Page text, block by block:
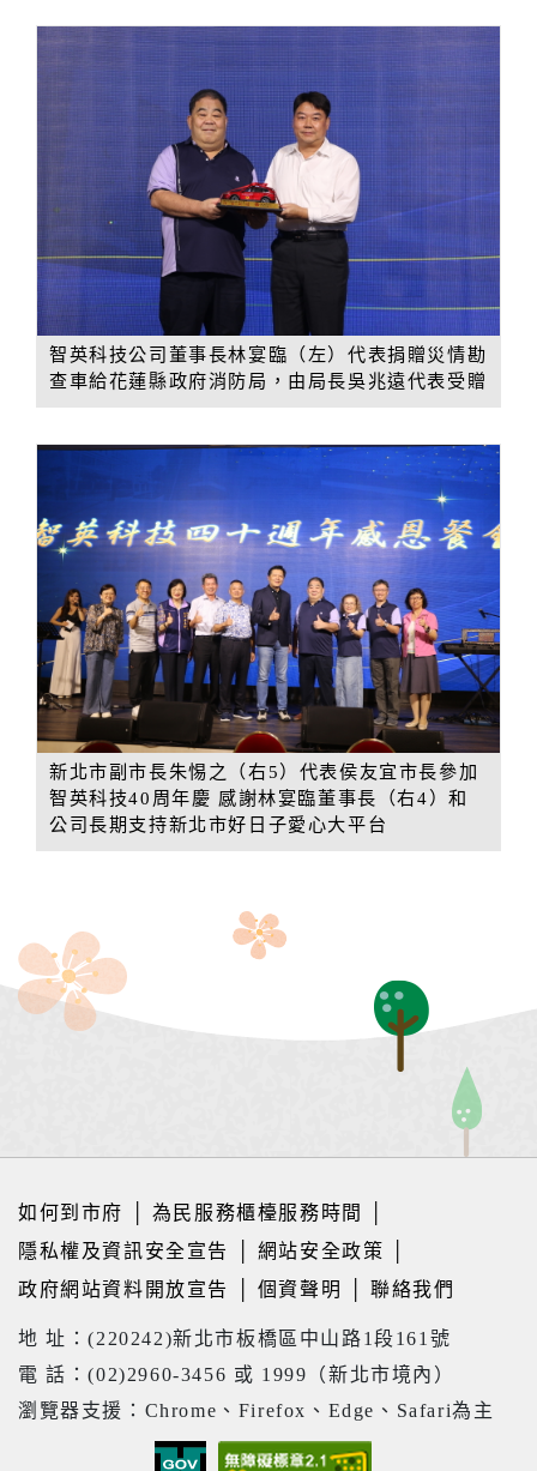
智英科技公司董事長林宴臨（左）代表捐贈災情勘
查車給花蓮縣政府消防局，由局長吳兆遠代表受贈
新北市副市長朱惕之（右5）代表侯友宜市長參加
智英科技40周年慶 感謝林宴臨董事長（右4）和
公司長期支持新北市好日子愛心大平台
如何到市府 為民服務櫃檯服務時間
隱私權及資訊安全宣告
網站安全政策
政府網站資料開放宣告
個資聲明 │聯絡我們
地 址：(220242)新北市板橋區中山路1段161號
電 話：(02)2960-3456 或 1999（新北市境內）
瀏覽器支援：Chrome、Firefox、Edge、Safari為主